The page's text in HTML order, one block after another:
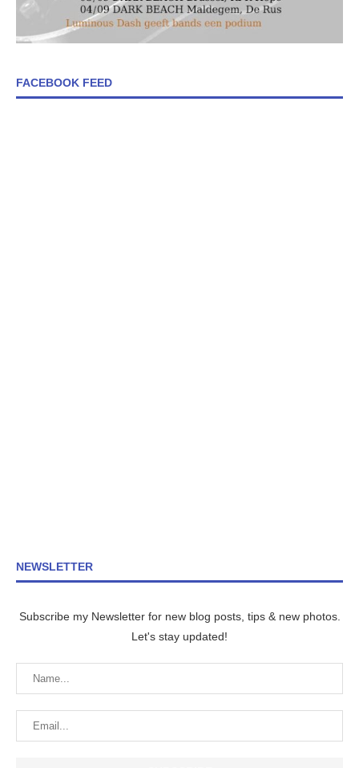
FACEBOOK FEED
NEWSLETTER
Subscribe my Newsletter for new blog posts, tips & new photos.
Let's stay updated!